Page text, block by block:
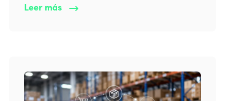
Leer más